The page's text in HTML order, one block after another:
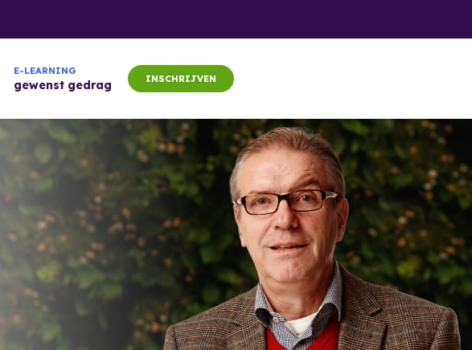
E-LEARNING
gewenst gedrag INSCHRIJVEN